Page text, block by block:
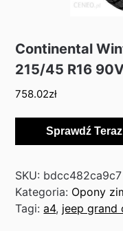
Continental
215/45 R16
758.02zł
Sprawdź
SKU: bdcc482ca9c7
Kategoria: Opony
Tagi:a4, jeep grand